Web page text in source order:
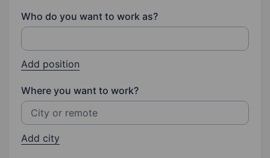
Who do you want to work as?
Add position
Where you want to work?
Add city